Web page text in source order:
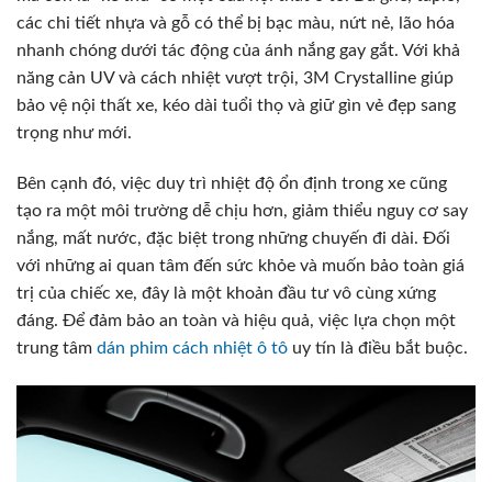
các chi tiết nhựa và gỗ có thể bị bạc màu, nứt nẻ, lão hóa
nhanh chóng dưới tác động của ánh nắng gay gắt. Với khả
năng cản UV và cách nhiệt vượt trội, 3M Crystalline giúp
bảo vệ nội thất xe, kéo dài tuổi thọ và giữ gìn vẻ đẹp sang
trọng như mới.
Bên cạnh đó, việc duy trì nhiệt độ ổn định trong xe cũng
tạo ra một môi trường dễ chịu hơn, giảm thiểu nguy cơ say
nắng, mất nước, đặc biệt trong những chuyến đi dài. Đối
với những ai quan tâm đến sức khỏe và muốn bảo toàn giá
trị của chiếc xe, đây là một khoản đầu tư vô cùng xứng
đáng. Để đảm bảo an toàn và hiệu quả, việc lựa chọn một
trung tâm dán phim cách nhiệt ô tô uy tín là điều bắt buộc.